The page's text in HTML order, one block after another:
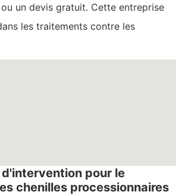
un devis gratuit. Cette entreprise
les traitements contre les
pour le
chenilles processionnaires